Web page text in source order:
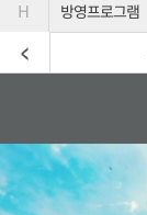
H 방영프로그램